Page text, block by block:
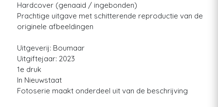
Hardcover (genaaid / ingebonden)
Prachtige uitgave met schitterende reproductie van de
originele afbeeldingen
Uitgeverij: Boumaar
Uitgiftejaar: 2023
1e druk
In Nieuwstaat
Fotoserie maakt onderdeel uit van de beschrijving